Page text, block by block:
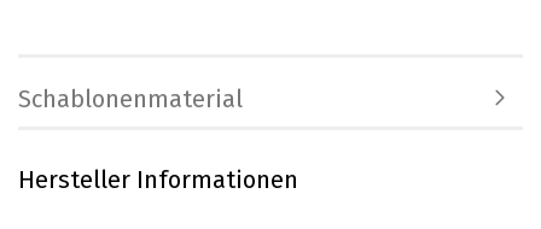
Schablonenmaterial
Hersteller Informationen